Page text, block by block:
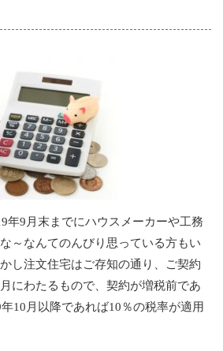
年9月末までにハウスメーカーや工務
～なんてのんびり思っている方もい
し注文住宅はご存知の通り、ご契約
にわたるもので、契約が増税前であ
10月以降であれば10％の税率が適用